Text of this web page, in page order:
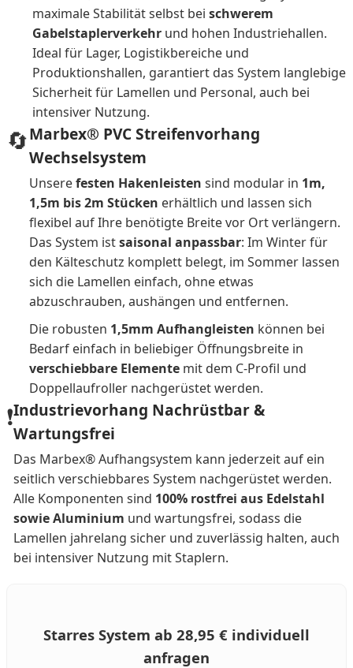
maximale Stabilität selbst bei schwerem
Gabelstaplerverkehr und hohen Industriehallen.
Ideal für Lager, Logistikbereiche und
Produktionshallen, garantiert das System langlebige
Sicherheit für Lamellen und Personal, auch bei
intensiver Nutzung.
🔄Marbex® PVC Streifenvorhang
Wechselsystem
Unserefesten Hakenleisten sind modular in 1m,
1,5m bis 2m Stücken erhältlich und lassen sich
flexibel auf Ihre benötigte Breite vor Ort verlängern.
Das System istsaisonal anpassbar: Im Winter für
den Kälteschutz komplett belegt, im Sommer lassen
sich die Lamellen einfach, ohne etwas
abzuschrauben, aushängen und entfernen.
Die robusten 1,5mm Aufhangleisten können bei
Bedarf einfach in beliebiger Öffnungsbreite in
verschiebbare Elemente mit dem C-Profil und
Doppellaufroller nachgerüstet werden.
❗Industrievorhang Nachrüstbar &
Wartungsfrei
Das Marbex® Aufhangsystem kann jederzeit auf ein
seitlich verschiebbares System nachgerüstet werden.
Alle Komponenten sind 100% rostfrei aus Edelstahl
sowie Aluminium und wartungsfrei, sodass die
Lamellen jahrelang sicher und zuverlässig halten, auch
bei intensiver Nutzung mit Staplern.
Starres System ab 28,95 € individuell
anfragen